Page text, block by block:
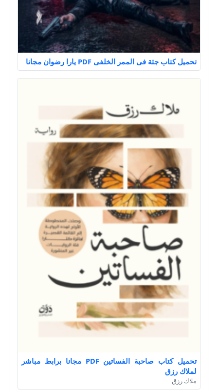
تحميل كتاب جثة فى الممر الخلفى PDF يارا رضوان مجانا
تحميل كتاب صاحبة الفساتين PDF مجانا برابط مباشر
لملاك رزق
ملاك رزق